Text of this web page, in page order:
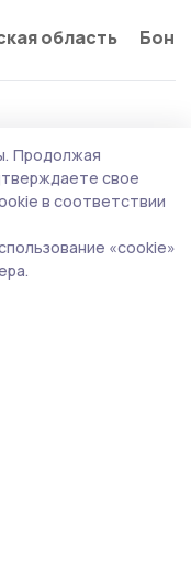
область
участника
во время
года. Жители
5 августа. На
лет.
Продолжая
свое
в соответствии
«cookie»